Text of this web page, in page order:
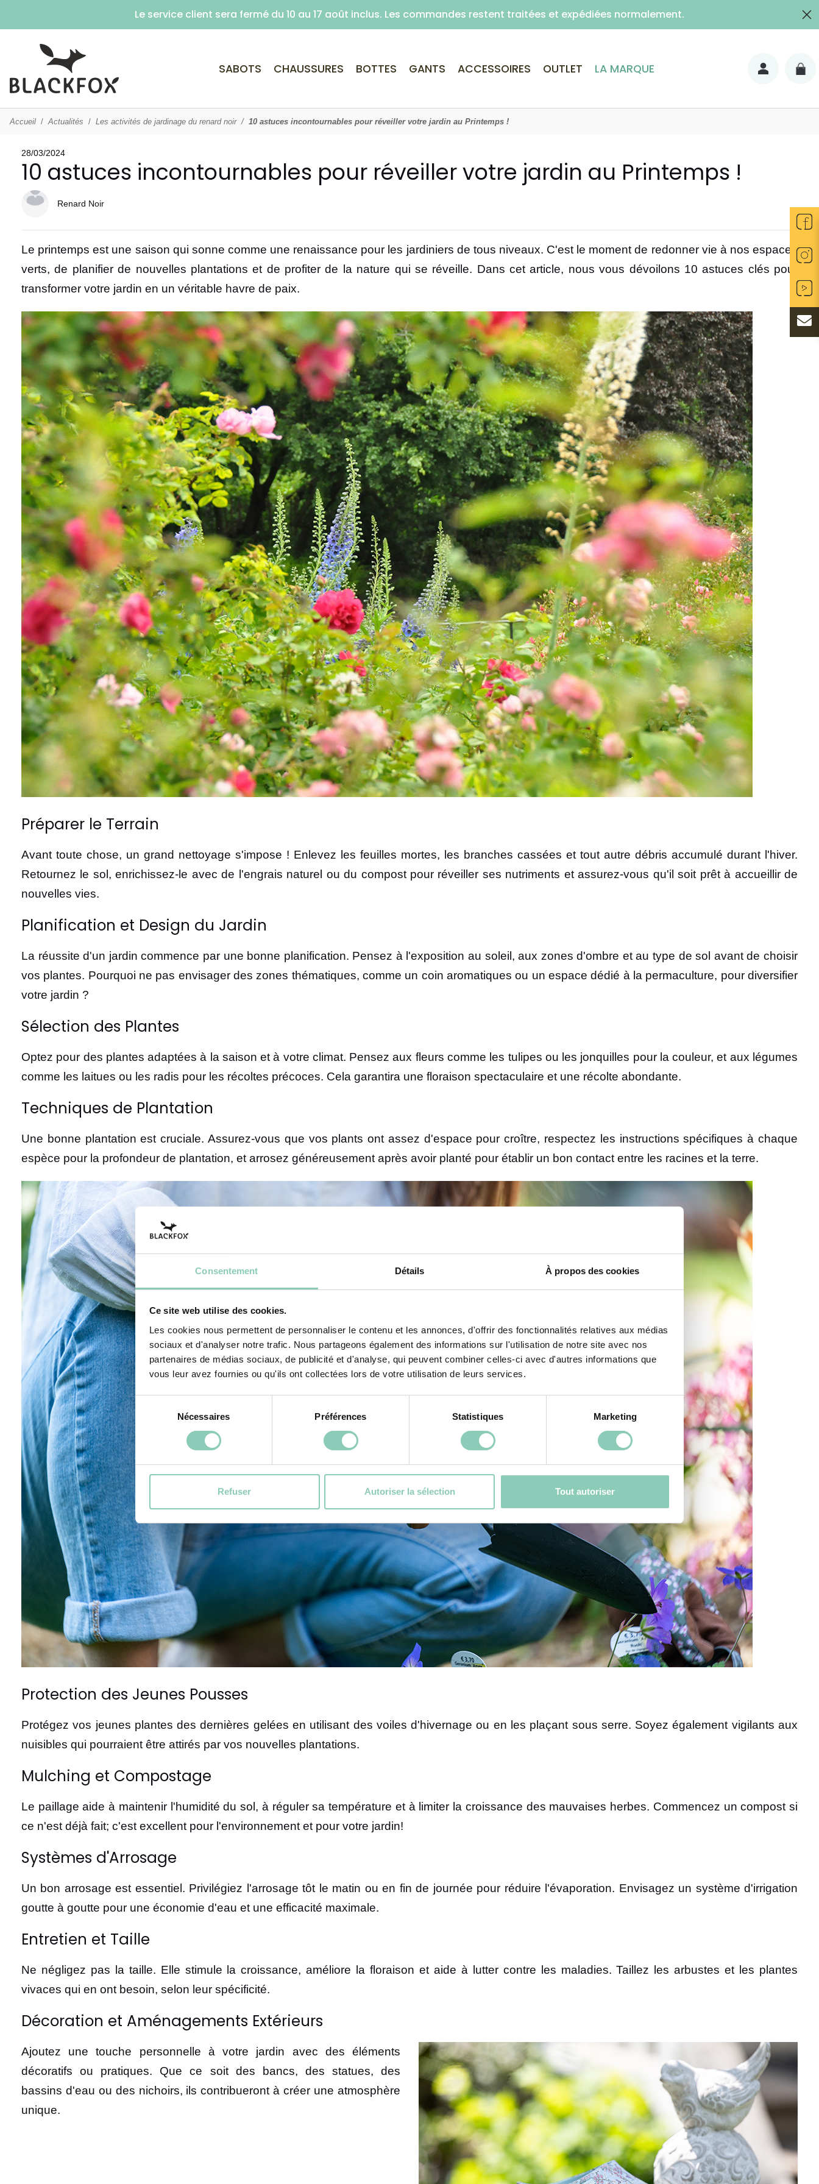
Consentement Détails À propos des cookies
Ce site web utilise des cookies.
Les cookies nous permettent de personnaliser le contenu et les annonces, d'offrir des fonctionnalités relatives aux médias
sociaux et d'analyser notre trafic. Nous partageons également des informations sur l'utilisation de notre site avec nos
partenaires de médias sociaux, de publicité et d'analyse, qui peuvent combiner celles-ci avec d'autres informations que
vous leur avez fournies ou qu'ils ont collectées lors de votre utilisation de leurs services.
consentement
Nécessaires Préférences Statistiques Marketing
Refuser Autoriser la sélection Tout autoriser
Livraison offerte dès 59€ d'achats (point relais)
SABOTS CHAUSSURES BOTTES GANTS ACCESSOIRES OUTLET LA MARQUE
Accueil Actualités Les activités de jardinage du renard noir 10 astuces incontournables pour réveiller votre jardin au Printemps !
28/03/2024
10 astuces incontournables pour réveiller votre jardin au Printemps !
Renard Noir
Le printemps est une saison qui sonne comme une renaissance pour les jardiniers de tous niveaux. C'est le moment de redonner vie à nos espaces
verts, de planifier de nouvelles plantations et de profiter de la nature qui se réveille. Dans cet article, nous vous dévoilons 10 astuces clés pour
transformer votre jardin en un véritable havre de paix.
Préparer le Terrain
Avant toute chose, un grand nettoyage s'impose ! Enlevez les feuilles mortes, les branches cassées et tout autre débris accumulé durant l'hiver.
Retournez le sol, enrichissez-le avec de l'engrais naturel ou du compost pour réveiller ses nutriments et assurez-vous qu'il soit prêt à accueillir de
nouvelles vies.
Planification et Design du Jardin
La réussite d'un jardin commence par une bonne planification. Pensez à l'exposition au soleil, aux zones d'ombre et au type de sol avant de choisir
vos plantes. Pourquoi ne pas envisager des zones thématiques, comme un coin aromatiques ou un espace dédié à la permaculture, pour diversifier
votre jardin ?
Sélection des Plantes
Optez pour des plantes adaptées à la saison et à votre climat. Pensez aux fleurs comme les tulipes ou les jonquilles pour la couleur, et aux légumes
comme les laitues ou les radis pour les récoltes précoces. Cela garantira une floraison spectaculaire et une récolte abondante.
Techniques de Plantation
Une bonne plantation est cruciale. Assurez-vous que vos plants ont assez d'espace pour croître, respectez les instructions spécifiques à chaque
espèce pour la profondeur de plantation, et arrosez généreusement après avoir planté pour établir un bon contact entre les racines et la terre.
Protection des Jeunes Pousses
Protégez vos jeunes plantes des dernières gelées en utilisant des voiles d'hivernage ou en les plaçant sous serre. Soyez également vigilants aux
nuisibles qui pourraient être attirés par vos nouvelles plantations.
Mulching et Compostage
Le paillage aide à maintenir l'humidité du sol, à réguler sa température et à limiter la croissance des mauvaises herbes. Commencez un compost si
ce n'est déjà fait; c'est excellent pour l'environnement et pour votre jardin!
Systèmes d'Arrosage
Un bon arrosage est essentiel. Privilégiez l'arrosage tôt le matin ou en fin de journée pour réduire l'évaporation. Envisagez un système d'irrigation
goutte à goutte pour une économie d'eau et une efficacité maximale.
Entretien et Taille
Ne négligez pas la taille. Elle stimule la croissance, améliore la floraison et aide à lutter contre les maladies. Taillez les arbustes et les plantes
vivaces qui en ont besoin, selon leur spécificité.
Décoration et Aménagements Extérieurs
Ajoutez une touche personnelle à votre jardin avec des éléments
décoratifs ou pratiques. Que ce soit des bancs, des statues, des
bassins d'eau ou des nichoirs, ils contribueront à créer une atmosphère
unique.
Le service client sera fermé du 10 au 17 août inclus. Les commandes restent traitées et expédiées normalement.